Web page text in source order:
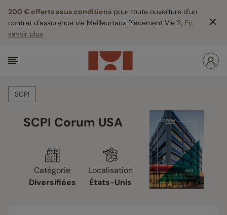
200 € offerts sous conditions pour toute ouverture d'un
contrat d'assurance vie Meilleurtaux Placement Vie 2. En
savoir plus
SCPI
SCPI Corum USA
Catégorie
Diversifiées
Localisation
États-Unis